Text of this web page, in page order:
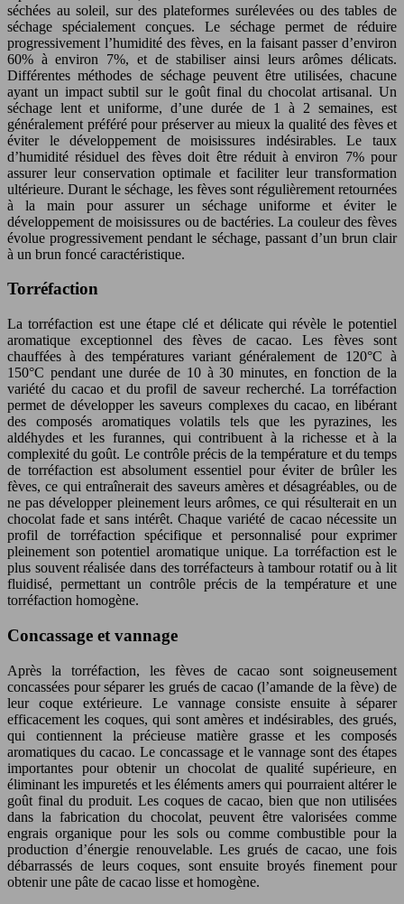
séchées au soleil, sur des plateformes surélevées ou des tables de
séchage spécialement conçues. Le séchage permet de réduire
progressivement l’humidité des fèves, en la faisant passer d’environ
60% à environ 7%, et de stabiliser ainsi leurs arômes délicats.
Différentes méthodes de séchage peuvent être utilisées, chacune
ayant un impact subtil sur le goût final du chocolat artisanal. Un
séchage lent et uniforme, d’une durée de 1 à 2 semaines, est
généralement préféré pour préserver au mieux la qualité des fèves et
éviter le développement de moisissures indésirables. Le taux
d’humidité résiduel des fèves doit être réduit à environ 7% pour
assurer leur conservation optimale et faciliter leur transformation
ultérieure. Durant le séchage, les fèves sont régulièrement retournées
à la main pour assurer un séchage uniforme et éviter le
développement de moisissures ou de bactéries. La couleur des fèves
évolue progressivement pendant le séchage, passant d’un brun clair
à un brun foncé caractéristique.
Torréfaction
La torréfaction est une étape clé et délicate qui révèle le potentiel
aromatique exceptionnel des fèves de cacao. Les fèves sont
chauffées à des températures variant généralement de 120°C à
150°C pendant une durée de 10 à 30 minutes, en fonction de la
variété du cacao et du profil de saveur recherché. La torréfaction
permet de développer les saveurs complexes du cacao, en libérant
des composés aromatiques volatils tels que les pyrazines, les
aldéhydes et les furannes, qui contribuent à la richesse et à la
complexité du goût. Le contrôle précis de la température et du temps
de torréfaction est absolument essentiel pour éviter de brûler les
fèves, ce qui entraînerait des saveurs amères et désagréables, ou de
ne pas développer pleinement leurs arômes, ce qui résulterait en un
chocolat fade et sans intérêt. Chaque variété de cacao nécessite un
profil de torréfaction spécifique et personnalisé pour exprimer
pleinement son potentiel aromatique unique. La torréfaction est le
plus souvent réalisée dans des torréfacteurs à tambour rotatif ou à lit
fluidisé, permettant un contrôle précis de la température et une
torréfaction homogène.
Concassage et vannage
Après la torréfaction, les fèves de cacao sont soigneusement
concassées pour séparer les grués de cacao (l’amande de la fève) de
leur coque extérieure. Le vannage consiste ensuite à séparer
efficacement les coques, qui sont amères et indésirables, des grués,
qui contiennent la précieuse matière grasse et les composés
aromatiques du cacao. Le concassage et le vannage sont des étapes
importantes pour obtenir un chocolat de qualité supérieure, en
éliminant les impuretés et les éléments amers qui pourraient altérer le
goût final du produit. Les coques de cacao, bien que non utilisées
dans la fabrication du chocolat, peuvent être valorisées comme
engrais organique pour les sols ou comme combustible pour la
production d’énergie renouvelable. Les grués de cacao, une fois
débarrassés de leurs coques, sont ensuite broyés finement pour
obtenir une pâte de cacao lisse et homogène.